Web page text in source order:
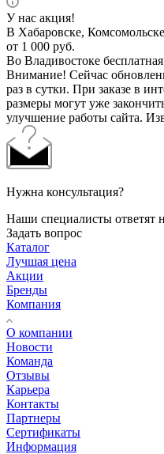
У нас акция!
В Хабаровске, Комсомольске
от 1 000 руб.
Во Владивостоке
Внимание! Сейчас
раз в сутки. При заказе в
размеры могут уже
улучшение работы сайта.
Нужна консультация?
Наши специалисты ответят
Задать вопрос
Каталог
Лучшая цена
Акции
Бренды
Компания
О компании
Новости
Команда
Отзывы
Карьера
Контакты
Партнеры
Сертификаты
Информация